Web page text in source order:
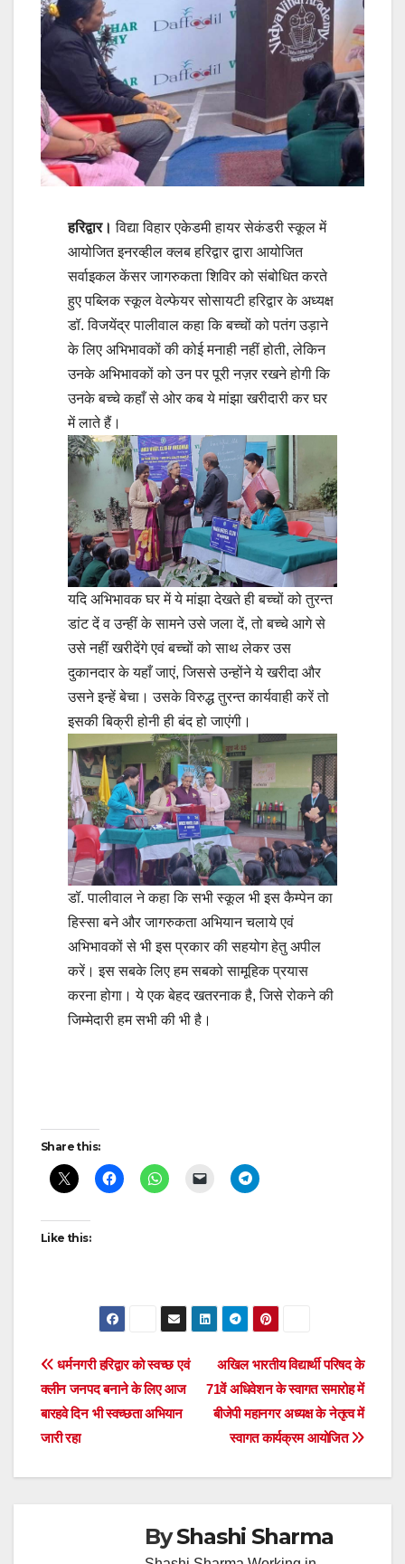
हरिद्वार।विद्या विहार एकेडमी हायर सेकंडरी स्कूल में
आयोजित इनरव्हील क्लब हरिद्वार द्वारा आयोजित
सर्वाइकल केंसर जागरुकता शिविर को संबोधित करते
हुए पब्लिक स्कूल वेल्फेयर सोसायटी हरिद्वार के अध्यक्ष
डॉ. विजयेंद्र पालीवाल कहा कि बच्चों को पतंग उड़ाने
के लिए अभिभावकों की कोई मनाही नहीं होती, लेकिन
उनके अभिभावकों को उन पर पूरी नज़र रखने होगी कि
उनके बच्चे कहाँ से ओर कब ये मांझा खरीदारी कर घर
में लाते हैं।
यदि अभिभावक घर में ये मांझा देखते ही बच्चों को तुरन्त
डांट दें व उन्हीं के सामने उसे जला दें, तो बच्चे आगे से
उसे नहीं खरीदेंगे एवं बच्चों को साथ लेकर उस
दुकानदार के यहाँ जाएं, जिससे उन्होंने ये खरीदा और
उसने इन्हें बेचा। उसके विरुद्ध तुरन्त कार्यवाही करें तो
इसकी बिक्री होनी ही बंद हो जाएंगी।
डॉ. पालीवाल ने कहा कि सभी स्कूल भी इस कैम्पेन का
हिस्सा बने और जागरुकता अभियान चलाये एवं
अभिभावकों से भी इस प्रकार की सहयोग हेतु अपील
करें। इस सबके लिए हम सबको सामूहिक प्रयास
करना होगा। ये एक बेहद खतरनाक है, जिसे रोकने की
जिम्मेदारी हम सभी की भी है।
navigation
Share this:
Like this:
Post
navigation
अखिल भारतीय विद्यार्थी परिषद के
71वें अधिवेशन के स्वागत समारोह में
बीजेपी महानगर अध्यक्ष के नेतृत्व में
स्वागत कार्यक्रम आयोजित
धर्मनगरी हरिद्वार को स्वच्छ एवं
क्लीन जनपद बनाने के लिए आज
बारहवे दिन भी स्वच्छता अभियान
जारी रहा
ByShashi Sharma